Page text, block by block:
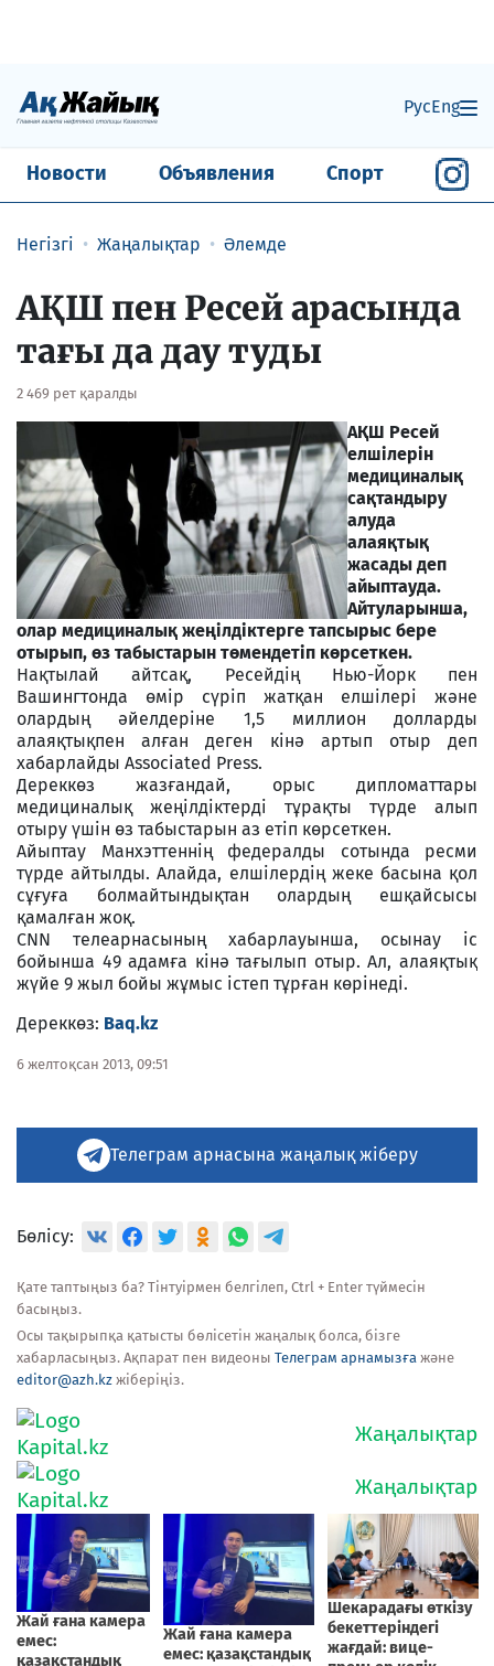
РусEng
Новости Объявления Спорт
Негізгі Жаңалықтар Әлемде
АҚШ пен Ресей арасында
тағы да дау туды
2 469 рет қаралды
АҚШ Ресей
елшілерін
медициналық
сақтандыру
алуда
алаяқтық
жасады деп
айыптауда.
Айтуларынша,
олар медициналық жеңілдіктерге тапсырыс бере
отырып, өз табыстарын төмендетіп көрсеткен.
Нақтылай айтсақ, Ресейдің Нью-Йорк пен
Вашингтонда өмір сүріп жатқан елшілері және
олардың әйелдеріне 1,5 миллион долларды
алаяқтықпен алған деген кінә артып отыр деп
хабарлайды Associated Press.
Дереккөз жазғандай, орыс дипломаттары
медициналық жеңілдіктерді тұрақты түрде алып
отыру үшін өз табыстарын аз етіп көрсеткен.
Айыптау Манхэттеннің федералды сотында ресми
түрде айтылды. Алайда, елшілердің жеке басына қол
сұғуға болмайтындықтан олардың ешқайсысы
қамалған жоқ.
CNN телеарнасының хабарлауынша, осынау іс
бойынша 49 адамға кінә тағылып отыр. Ал, алаяқтық
жүйе 9 жыл бойы жұмыс істеп тұрған көрінеді.
Дереккөз: Baq.kz
6 желтоқсан 2013, 09:51
Телеграм арнасына жаңалық жіберу
Бөлісу:
Қате таптыңыз ба? Тінтуірмен белгілеп, Ctrl + Enter түймесін
басыңыз.
Осы тақырыпқа қатысты бөлісетін жаңалық болса, бізге
хабарласыңыз. Ақпарат пен видеоны Телеграм арнамызға және
editor@azh.kz жіберіңіз.